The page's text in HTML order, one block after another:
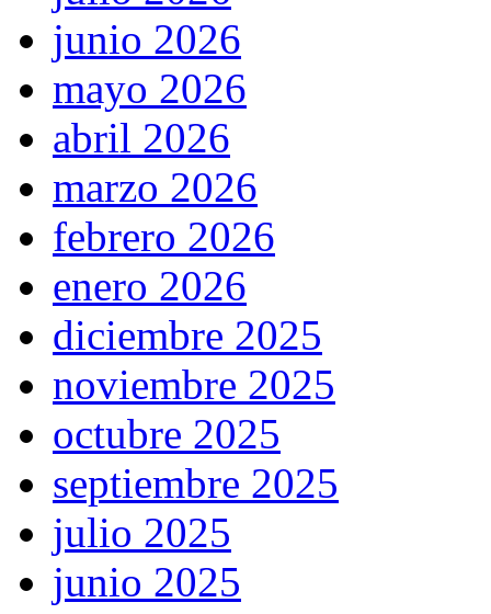
junio 2026
mayo 2026
abril 2026
marzo 2026
febrero 2026
enero 2026
diciembre 2025
noviembre 2025
octubre 2025
septiembre 2025
julio 2025
junio 2025